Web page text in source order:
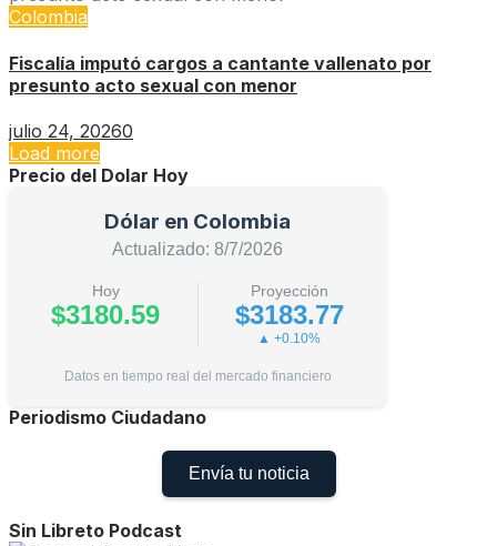
Colombia
Fiscalía imputó cargos a cantante vallenato por
presunto acto sexual con menor
julio 24, 20260
Load more
Precio del Dolar Hoy
Dólar en Colombia
Actualizado: 8/7/2026
Hoy
$3180.59
Proyección
$3183.77
▲ +0.10%
Datos en tiempo real del mercado financiero
Periodismo Ciudadano
Envía tu noticia
Sin Libreto Podcast